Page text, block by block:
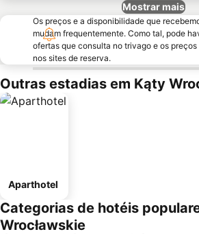
Mostrar mais
Os preços e a disponibilidade que
mudam frequentemente. Como tal, pode
ofertas que consulta no trivago e os
nos sites de reserva.
Outras estadias em Kąty
Aparthotel
Categorias de hotéis
Wrocławskie